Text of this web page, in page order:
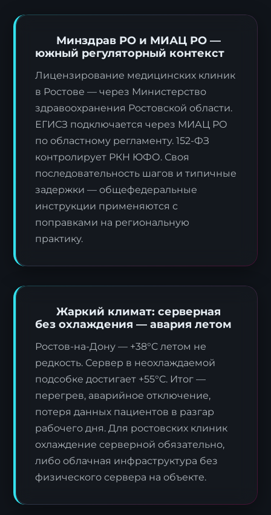
Минздрав РО и МИАЦ РО —
южный регуляторный контекст
Лицензирование медицинских клиник
в Ростове — через Министерство
здравоохранения Ростовской области.
ЕГИСЗ подключается через МИАЦ РО
по областному регламенту. 152-ФЗ
контролирует РКН ЮФО. Своя
последовательность шагов и типичные
задержки — общефедеральные
инструкции применяются с
поправками на региональную
практику.
Жаркий климат: серверная
без охлаждения — авария летом
Ростов-на-Дону — +38°C летом не
редкость. Сервер в неохлаждаемой
подсобке достигает +55°C. Итог —
перегрев, аварийное отключение,
потеря данных пациентов в разгар
рабочего дня. Для ростовских клиник
охлаждение серверной обязательно,
либо облачная инфраструктура без
физического сервера на объекте.